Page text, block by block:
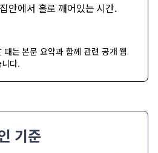
안에서 홀로 깨어있는 시간.
때는 본문 요약과 함께 관련 공개 웹
다.
기준